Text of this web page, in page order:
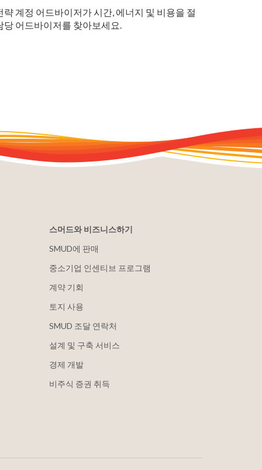
계정 어드바이저가 시간, 에너지 및 비용을 절
당 어드바이저를 찾아보세요.
스머드와 비즈니스하기
SMUD에 판매
중소기업 인센티브 프로그램
계약 기회
토지 사용
SMUD 조달 연락처
설계 및 구축 서비스
경제 개발
비주식 증권 취득